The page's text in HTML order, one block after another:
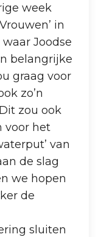
week
in
Joodse
belangrijke
graag voor
zo’n
zou ook
voor het
van
de slag
we hopen
de
sluiten